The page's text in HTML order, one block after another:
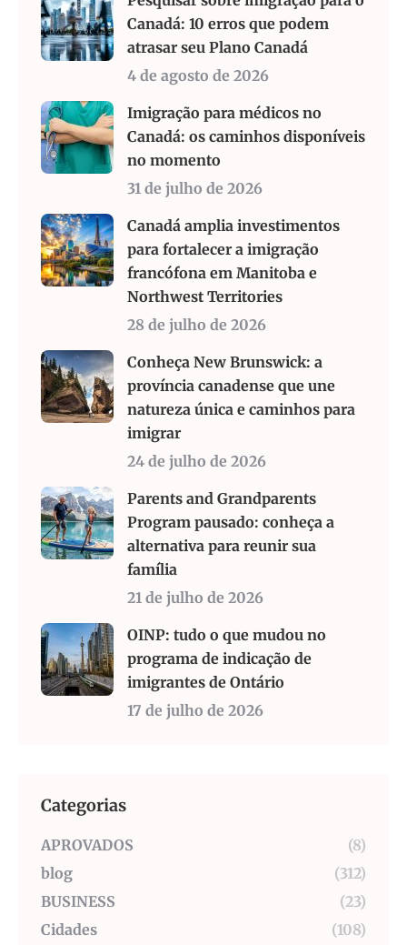
Canadá: 10 erros que podem
atrasar seu Plano Canadá
4 de agosto de 2026
Imigração para médicos no
Canadá: os caminhos disponíveis
no momento
31 de julho de 2026
Canadá amplia investimentos
para fortalecer a imigração
francófona em Manitoba e
Northwest Territories
28 de julho de 2026
Conheça New Brunswick: a
província canadense que une
natureza única e caminhos para
imigrar
24 de julho de 2026
Parents and Grandparents
Program pausado: conheça a
alternativa para reunir sua
família
21 de julho de 2026
OINP: tudo o que mudou no
programa de indicação de
imigrantes de Ontário
17 de julho de 2026
Categorias
APROVADOS
(8)
blog
(312)
BUSINESS
(23)
Cidades
(108)